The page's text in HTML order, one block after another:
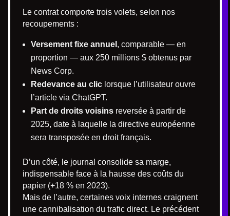
Le contrat comporte trois volets, selon nos
recoupements :
Versement fixe annuel , comparable — en
proportion — aux 250 millions $ obtenus par
News Corp.
Redevance au clic lorsque l’utilisateur ouvre
l’article via ChatGPT.
Part de droits voisins reversée à partir de
2025, date à laquelle la directive européenne
sera transposée en droit français.
D’un côté, le journal consolide sa marge,
indispensable face à la hausse des coûts du
papier (+18 % en 2023).
Mais de l’autre, certaines voix internes craignent
une cannibalisation du trafic direct. Le précédent